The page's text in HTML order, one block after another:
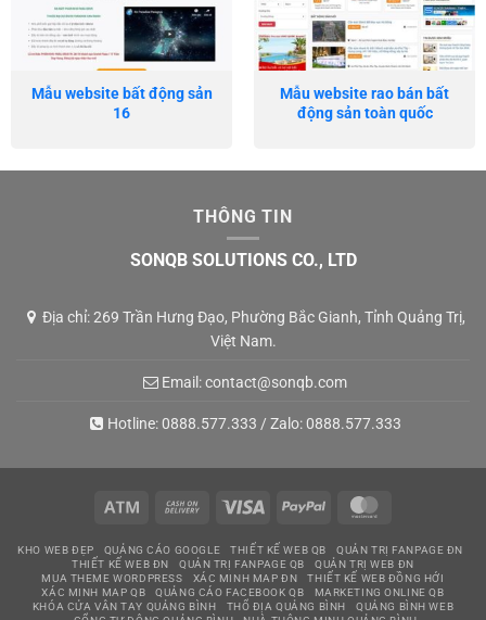
Mẫu website bất động sản
16
Mẫu website rao bán bất
động sản toàn quốc
THÔNG TIN
SONQB SOLUTIONS CO., LTD
Địa chỉ: 269 Trần Hưng Đạo, Phường Bắc Gianh, Tỉnh Quảng Trị,
Việt Nam.
Email:contact@sonqb.com
Hotline:0888.577.333 / Zalo:0888.577.333
Atm
Cash
Delivery
Visa PayPal
KHO WEB ĐẸP QUẢNG CÁO GOOGLE THIẾT KẾ WEB QB
QUẢN TRỊ FANPAGE ĐN
THIẾT KẾ WEB ĐN
QUẢN TRỊ FANPAGE QB
QUẢN TRỊ WEB ĐN
MUA THEME WORDPRESS
XÁC MINH MAP ĐN
THIẾT KẾ WEB ĐỒNG HỚI
XÁC MINH MAP QB
QUẢNG CÁO FACEBOOK QB
MARKETING ONLINE QB
KHÓA CỬA VÂN TAY QUẢNG BÌNH
THỔ ĐỊA QUẢNG BÌNH
QUẢNG BÌNH WEB